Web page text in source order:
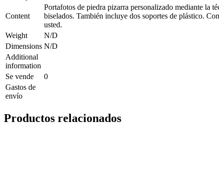
Content
Portafotos de piedra pizarra personalizado mediante la
biselados. También incluye dos soportes de plástico.
usted.
Weight
N/D
Dimensions N/D
Additional
information
Se vende
0
Gastos de
envío
Productos relacionados